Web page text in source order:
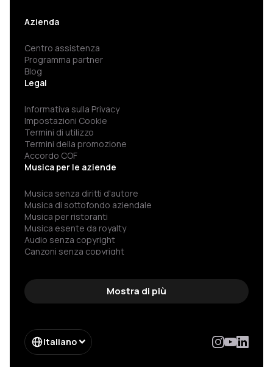
Azienda
Centro assistenza
Programma partner
Blog
Legal
Informativa sulla Privacy
Impostazioni Cookie
Termini di utilizzo
Termini della promozione
Accordo COF
Musica per le aziende
Musica senza diritti d'autore
Musica di sottofondo aziendale
Musica per ristoranti
Musica esente da royalty
Audio senza copyright
Canzoni senza copyright
Musica libera da copyright
Musica senza copyright
Musica per allenamento
Musica per palestra
Musica per fitness
Mostra di più
Italiano